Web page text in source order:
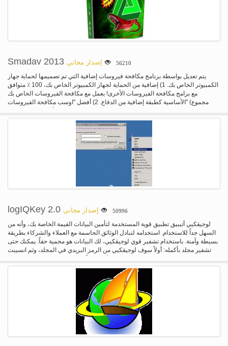
Smadav 2013 إصدار مجاني 56210
يتم تعديل بواسطة برنامج مكافحة فيروسات إضافية التي تم تصميمها لحماية جهاز
الكمبيوتر الخاص بك. 1) إضافية من الحماية لجهاز الكمبيوتر الخاص بك، 100 ٪ متوافق
مع برامج مكافحة الفيروسات الأخرى! يعمل مع مكافحة الفيروسات الخاص بك
الأساسية كطبقة إضافية من الدفاع. 2) أفضل "اوسب مكافحة الفيروسات" (مجموع
محركات الأقراص. 3) أفضل للاستخدام دون اتصال (لا حاجة لتحديث جداً في كثير من
الأحيان) مصممة ليتم استخدامها مع أجهزة الكمبيوتر التي هي نادراً أو لا حتى تتصل
بالإنترنت. لا تحتاج إلى تعديل بواسطة ليتم تحديثه كلما كان ذلك برامج مكافحة
الفيروس تعديل بواسطة ليس فقط إزالة الفيروسات، لكن يمكن أيضا إصلاح مشاكل
logIQKey 2.0 إصدار مجاني 50996
لوجيقكيي أتيبيق تطبيق قوية المستخدمة لتأمين البيانات القيمة الخاصة بك، وأنه من
السهل جداً للاستخدام. استخدامه لتبادل الوثائق الحاسمة مع العملاء والشركاء بطريقة
بسيطة وآمنة. باستخدام تشفير قوي لوجيقكيي، لك البيانات هو محمية حقاً. يمكنك حتى
تشفير مجلد بأكمله: أولاً سوف لوجيقكيي من الرمز البريدي في المجلد، وثم انسيبت